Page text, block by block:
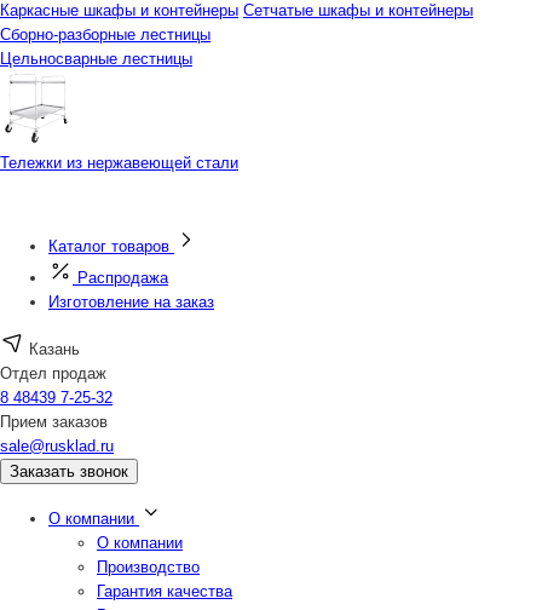
Каркасные шкафы и контейнеры Сетчатые шкафы и контейнеры
Сборно-разборные лестницы
Цельносварные лестницы
Тележки из нержавеющей стали
Каталог товаров
Распродажа
Изготовление на заказ
Казань
Отдел продаж
8 48439 7-25-32
Прием заказов
sale@rusklad.ru
Заказать звонок
О компании
О компании
Производство
Гарантия качества